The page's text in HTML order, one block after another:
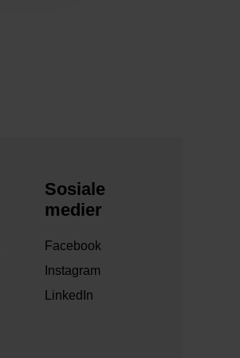
Sosiale
medier
Facebook
Instagram
LinkedIn